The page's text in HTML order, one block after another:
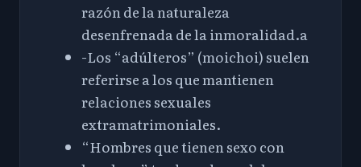
razón de la naturaleza
desenfrenada de la inmoralidad.a
-Los “adúlteros” (moichoi) suelen
referirse a los que mantienen
relaciones sexuales
extramatrimoniales.
“Hombres que tienen sexo con